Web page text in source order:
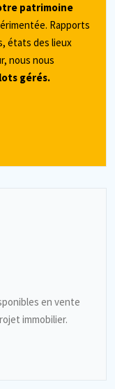
patrimoine
Rapports
états des lieux
nous nous
gérés.
en vente
immobilier.